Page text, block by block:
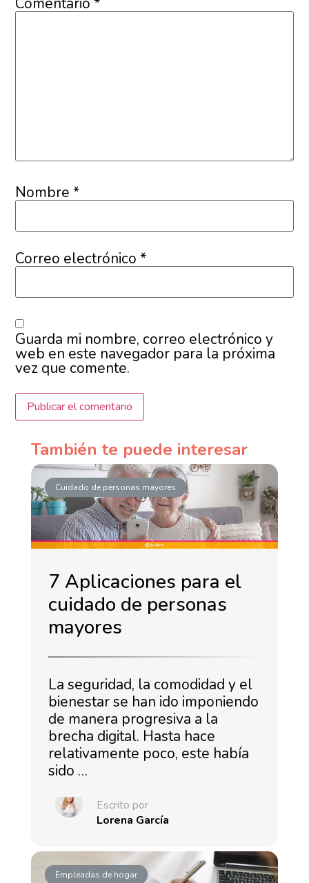
Nombre*
Correo electrónico*
Guarda mi nombre, correo electrónico y
web en este navegador para la próxima
vez que comente.
También te puede interesar
Cuidado de personas mayores
7 Aplicaciones para el
cuidado de personas
mayores
La seguridad, la comodidad y el
bienestar se han ido imponiendo
de manera progresiva a la
brecha digital. Hasta hace
relativamente poco, este había
sido …
Escrito por
Lorena García
Empleadas de hogar